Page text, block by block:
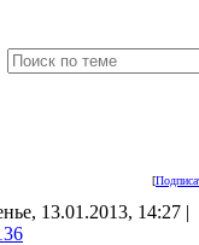
[
13.01.2013, 14:27 |